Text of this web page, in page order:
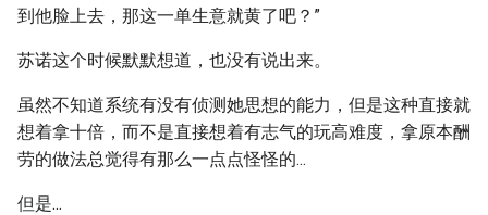
到他脸上去，那这一单生意就黄了吧？”
苏诺这个时候默默想道，也没有说出来。
虽然不知道系统有没有侦测她思想的能力，但是这种直接就
想着拿十倍，而不是直接想着有志气的玩高难度，拿原本酬
劳的做法总觉得有那么一点点怪怪的...
但是...